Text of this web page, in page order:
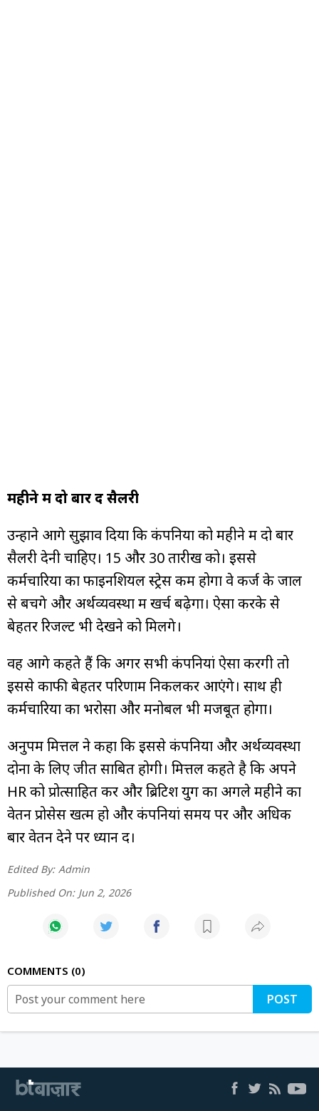
महीने में दो बार दें सैलरी
उन्होंने आगे सुझाव दिया कि कंपनियों को महीने में दो बार
सैलरी देनी चाहिए। 15 और 30 तारीख को। इससे
कर्मचारियों का फाइनेंशियल स्ट्रेस कम होगा वे कर्ज के जाल
से बचेंगे और अर्थव्यवस्था में खर्च बढ़ेगा। ऐसा करके से
बेहतर रिजल्ट भी देखने को मिलेंगे।
वह आगे कहते हैं कि अगर सभी कंपनियां ऐसा करेंगी तो
इससे काफी बेहतर परिणाम निकलकर आएंगे। साथ ही
कर्मचारियों का भरोसा और मनोबल भी मजबूत होगा।
अनुपम मित्तल ने कहा कि इससे कंपनियों और अर्थव्यवस्था
दोनों के लिए जीत साबित होगी। मित्तल कहते है कि अपने
HR को प्रोत्साहित करें और ब्रिटिश युग का अगले महीने का
वेतन प्रोसेस खत्म हो और कंपनियां समय पर और अधिक
बार वेतन देने पर ध्यान दें।
Edited By: Admin
Published On: Jun 2, 2026
COMMENTS 0
POST